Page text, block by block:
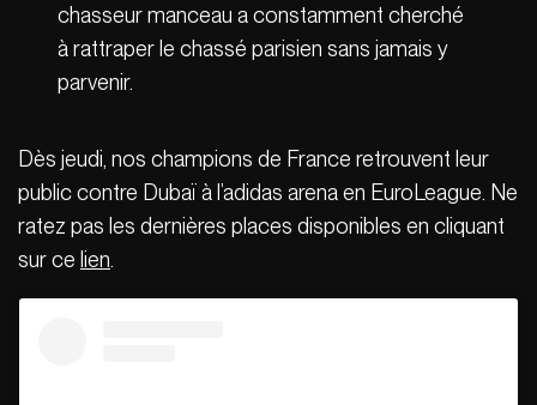
chasseur manceau a constamment cherché
à rattraper le chassé parisien sans jamais y
parvenir.
Dès jeudi, nos champions de France retrouvent leur
public contre Dubaï à l’adidas arena en EuroLeague. Ne
ratez pas les dernières places disponibles en cliquant
sur ce lien